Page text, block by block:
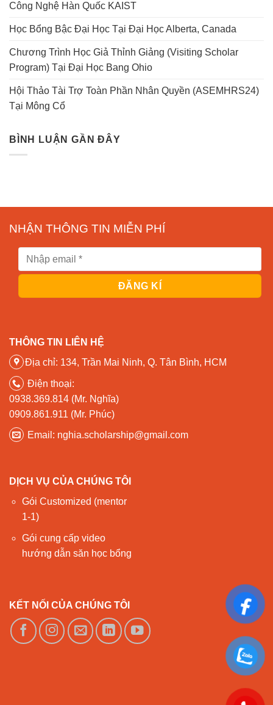
Công Nghệ Hàn Quốc KAIST
Học Bổng Bậc Đại Học Tại Đại Học Alberta, Canada
Chương Trình Học Giả Thỉnh Giảng (Visiting Scholar
Program) Tại Đại Học Bang Ohio
Hội Thảo Tài Trợ Toàn Phần Nhân Quyền (ASEMHRS24)
Tại Mông Cổ
BÌNH LUẬN GẦN ĐÂY
NHẬN THÔNG TIN MIỄN PHÍ
THÔNG TIN LIÊN HỆ
Địa chỉ: 134, Trần Mai Ninh, Q. Tân Bình, HCM
Điện thoại:
0938.369.814 (Mr. Nghĩa)
0909.861.911 (Mr. Phúc)
Email: nghia.scholarship@gmail.com
DỊCH VỤ CỦA CHÚNG TÔI
Gói Customized (mentor
1-1)
Gói cung cấp video
hướng dẫn săn học bổng
KẾT NỐI CỦA CHÚNG TÔI